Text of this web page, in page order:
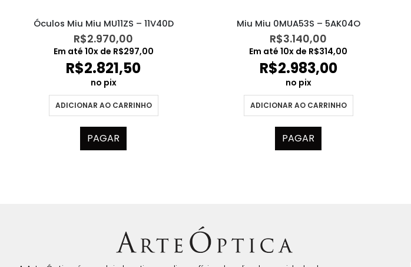
Óculos Miu Miu MU11ZS – 11V40D
R$2.970,00
Em até 10x de R$297,00
R$2.821,50
no pix
ADICIONAR AO CARRINHO
PAGAR
Miu Miu 0MUA53S – 5AK04O
R$3.140,00
Em até 10x de R$314,00
R$2.983,00
no pix
ADICIONAR AO CARRINHO
PAGAR